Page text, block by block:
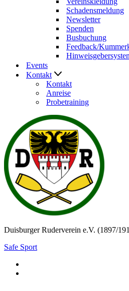
Schadensmeldung
Newsletter
Spenden
Busbuchung
Feedback/
Events
Kontakt
Kontakt
Anreise
Probetraining
Duisburger Ruderverein e.V. (1897/
Safe Sport